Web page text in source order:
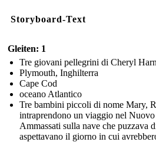
Storyboard-Text
Gleiten: 1
Tre giovani pellegrini di Cheryl
Plymouth, Inghilterra
Cape Cod
oceano Atlantico
Tre bambini piccoli di nome Mary,
intraprendono un viaggio nel
Ammassati sulla nave che puzzava
aspettavano il giorno in cui